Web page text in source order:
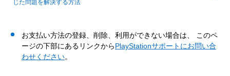
じた問題を解決する方法
お支払い方法の登録、削除、利用ができない場合は、 このペ
ージの下部にあるリンクからPlayStationサポートにお問い合
わせください。